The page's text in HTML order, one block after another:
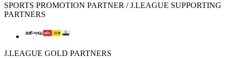
SPORTS PROMOTION PARTNER / J.LEAGUE SUPPORTING
PARTNERS
J.LEAGUE GOLD PARTNERS